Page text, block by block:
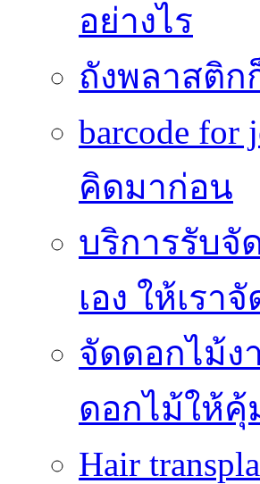
อย่างไร
ถังพลาสติ
barcode
คิดมาก่อน
บริการรับจั
เอง ให้เรา
จัดดอกไม้ง
ดอกไม้ให้คุ้
Hair